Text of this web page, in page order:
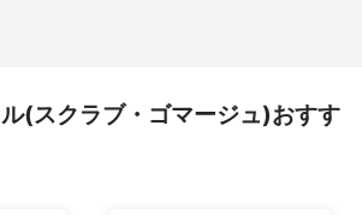
(スクラブ・ゴマージュ)おすす